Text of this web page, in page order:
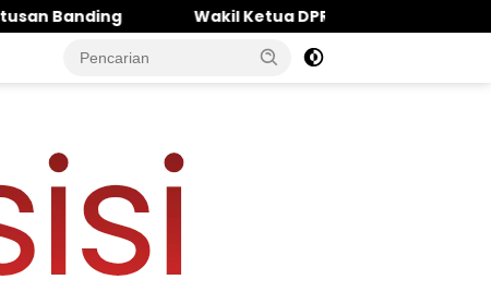
DPRD Pasuruan Muhammad Zaini: Politisi Kalem